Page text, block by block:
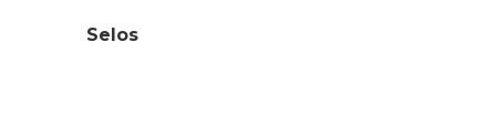
Selos